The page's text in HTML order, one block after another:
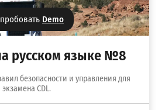
Demo
русском языке №8
безопасности и управления для
CDL.